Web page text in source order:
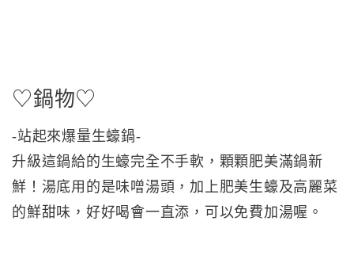
♡鍋物♡
-站起來爆量生蠔鍋-
升級這鍋給的生蠔完全不手軟，顆顆肥美滿鍋新
鮮！湯底用的是味噌湯頭，加上肥美生蠔及高麗菜
的鮮甜味，好好喝會一直添，可以免費加湯喔。